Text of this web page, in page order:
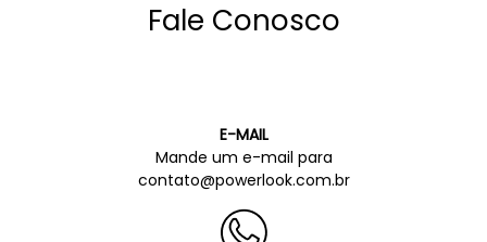
Fale Conosco
E-MAIL
Mande um e-mail para
contato@powerlook.com.br